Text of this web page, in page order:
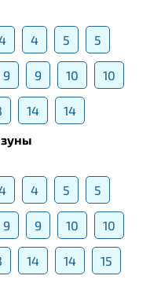
4 5 5
9 9 10 10
14
14
4 5 5
9 9 10 10
14 14 15